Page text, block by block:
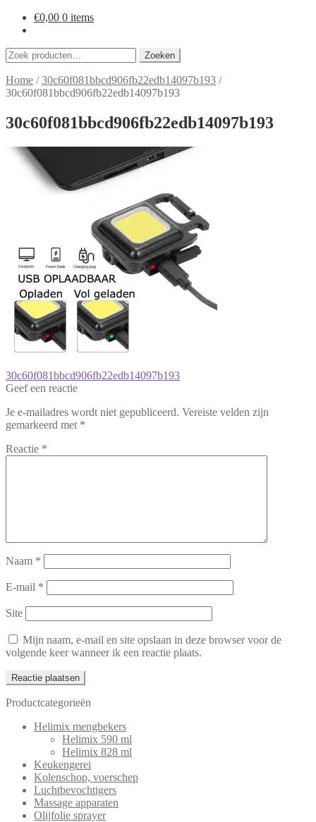
€0,00 0 items
Zoeken
naar:
Zoeken
Home /30c60f081bbcd906fb22edb14097b193 /
30c60f081bbcd906fb22edb14097b193
30c60f081bbcd906fb22edb14097b193
Bericht
navigatie
Vorig
bericht:
30c60f081bbcd906fb22edb14097b193
Geef een reactie
Je e-mailadres wordt niet gepubliceerd. Vereiste velden zijn
gemarkeerd met *
Reactie *
Naam *
E-mail *
Site
Mijn naam, e-mail en site opslaan in deze browser voor de
volgende keer wanneer ik een reactie plaats.
Productcategorieën
Helimix mengbekers
Helimix 590 ml
Helimix 828 ml
Keukengerei
Kolenschop, voerschep
Luchtbevochtigers
Massage apparaten
Olijfolie sprayer